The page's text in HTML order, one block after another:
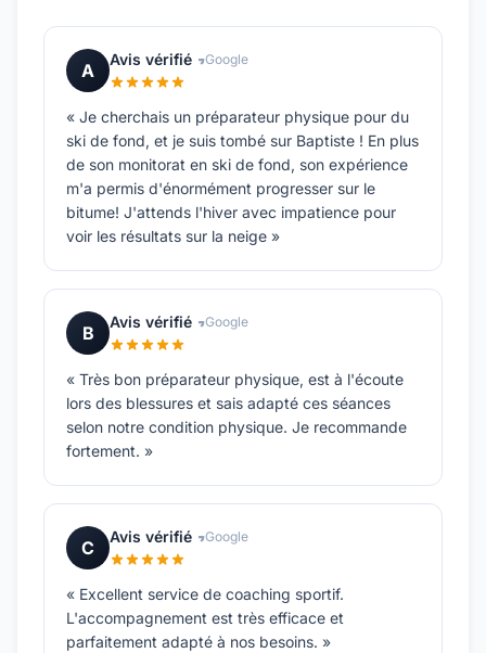
A
Avis vérifié Google
« Je cherchais un préparateur physique pour du
ski de fond, et je suis tombé sur Baptiste ! En plus
de son monitorat en ski de fond, son expérience
m'a permis d'énormément progresser sur le
bitume! J'attends l'hiver avec impatience pour
voir les résultats sur la neige »
B
Avis vérifié Google
« Très bon préparateur physique, est à l'écoute
lors des blessures et sais adapté ces séances
selon notre condition physique. Je recommande
fortement. »
C
Avis vérifié Google
« Excellent service de coaching sportif.
L'accompagnement est très efficace et
parfaitement adapté à nos besoins. »